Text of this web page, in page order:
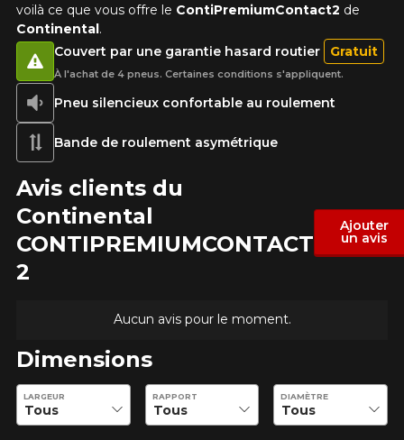
voilà ce que vous offre le ContiPremiumContact2 de
Continental.
Pneu silencieux confortable au roulement
Bande de roulement asymétrique
Couvert par une garantie hasard routier Gratuit
À l'achat de 4 pneus. Certaines conditions s'appliquent.
Avis clients du
Continental
CONTIPREMIUMCONTACT
2
Ajouter
un avis
Aucun avis pour le moment.
Dimensions
Entrez les dimensions souhaitées pour vérifier la disponibilité
LARGEUR RAPPORT DIAMÈTRE